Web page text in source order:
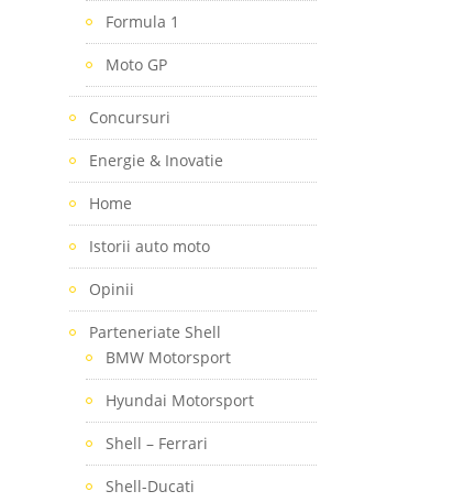
Formula 1
Moto GP
Concursuri
Energie & Inovatie
Home
Istorii auto moto
Opinii
Parteneriate Shell
BMW Motorsport
Hyundai Motorsport
Shell – Ferrari
Shell-Ducati